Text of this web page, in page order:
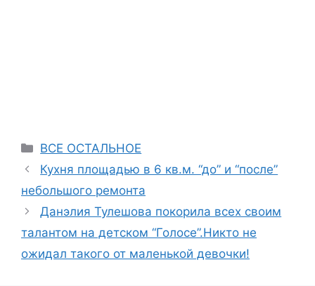
Categories
ВСЕ ОСТАЛЬНОЕ
Кухня площадью в 6 кв.м. “до” и “после”
небольшого ремонта
Данэлия Тулешова покорила всех своим
талантом на детском “Голосе”.Никто не
ожидал такого от маленькой девочки!